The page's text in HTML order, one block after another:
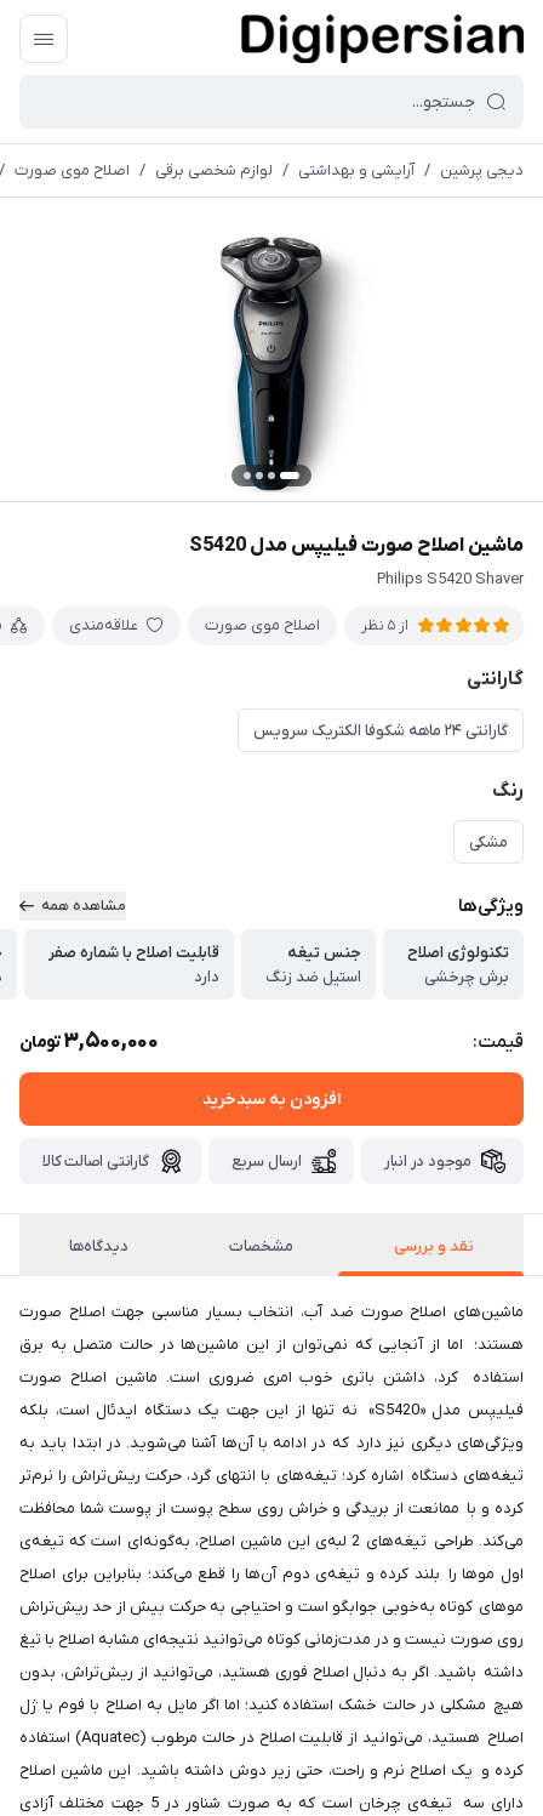
دیجی پرشین / آرایشی و بهداشتی / لوازم شخصی برقی / اصلاح موی صورت /
ماشین اصلاح صورت فیلیپس مدل S5420
Philips S5420 Shaver
از 5 نظر اصلاح موی صورت علاقه‌مندی
گارانتی
گارانتی ۲۴ ماهه شکوفا الکتریک سرویس
رنگ
مشکی
ویژگی‌ها مشاهده همه
تکنولوژی اصلاح
برش چرخشی
جنس تیغه
استیل ضد زنگ
قابلیت اصلاح با شماره صفر
دارد
قیمت: 3,500,000تومان
افزودن به سبدخرید
موجود در انبار ارسال سریع گارانتی اصالت کالا
نقد و بررسی مشخصات دیدگاه‌ها
ماشین‌های اصلاح صورت ضد آب، انتخاب بسیار مناسبی جهت اصلاح صورت
هستند؛ اما از آنجایی ‌که نمی‌توان از این ماشین‌ها در حالت متصل به برق
استفاده کرد، داشتن باتری خوب امری ضروری است. ماشین اصلاح صورت
فیلیپس مدل «S5420» نه تنها از این جهت یک دستگاه ایدئال است، بلکه
ویژگی‌های دیگری نیز دارد که در ادامه با آن‌ها آشنا می‌شوید. در ابتدا باید به
تیغه‌های دستگاه اشاره کرد؛ تیغه‌های با انتهای گرد، حرکت ریش‌تراش را نرم‌تر
کرده و با ممانعت از بریدگی و خراش روی سطح پوست از پوست شما محافظت
می‌کند. طراحی تیغه‌های 2 لبه‌ی این ماشین اصلاح، به‌گونه‌ای است که تیغه‌ی
اول موها را بلند کرده و تیغه‌ی دوم آن‌ها را قطع می‌کند؛ بنابراین برای اصلاح
موهای کوتاه به‌خوبی جوابگو است و احتیاجی به حرکت بیش ‌از حد ریش‌تراش
روی صورت نیست و در مدت‌زمانی کوتاه می‌توانید نتیجه‌ای‌ مشابه اصلاح با تیغ
داشته باشید. اگر به دنبال اصلاح فوری هستید، می‌توانید از ریش‌تراش، بدون
هیچ مشکلی در حالت خشک استفاده کنید؛ اما اگر مایل به اصلاح با فوم یا ژل
اصلاح هستید، می‌توانید از قابلیت اصلاح در حالت مرطوب (Aquatec) استفاده
کرده و یک اصلاح نرم و راحت، حتی زیر دوش داشته باشید. این ماشین اصلاح
دارای سه تیغه‌ی چرخان است که به صورت شناور در 5 جهت مختلف آزادی